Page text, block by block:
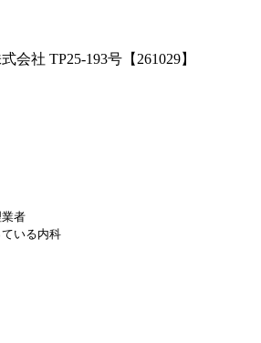
会社 TP25-193号【261029】
者
いる内科